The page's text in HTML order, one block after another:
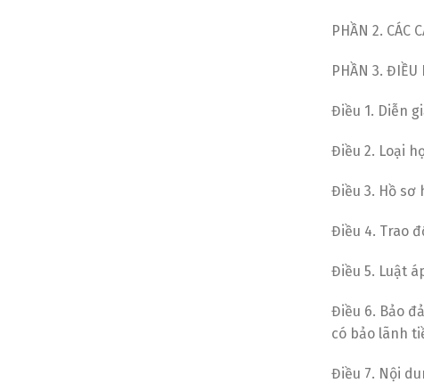
PHẦN 2. CÁC
PHẦN 3. ĐIỀU
Điều 1. Diễn
Điều 2. Loại
Điều 3. Hồ sơ
Điều 4. Trao
Điều 5. Luật
Điều 6. Bảo
có bảo lãnh
Điều 7. Nội